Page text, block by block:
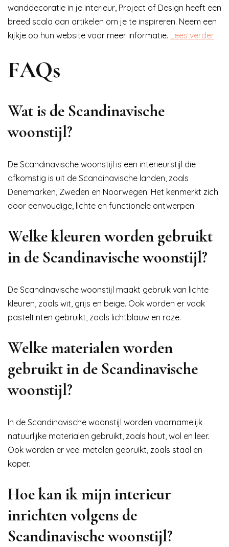
wanddecoratie in je interieur, Project of Design heeft een
breed scala aan artikelen om je te inspireren. Neem een
kijkje op hun website voor meer informatie. Lees verder
FAQs
Wat is de Scandinavische
woonstijl?
De Scandinavische woonstijl is een interieurstijl die
afkomstig is uit de Scandinavische landen, zoals
Denemarken, Zweden en Noorwegen. Het kenmerkt zich
door eenvoudige, lichte en functionele ontwerpen.
Welke kleuren worden gebruikt
in de Scandinavische woonstijl?
De Scandinavische woonstijl maakt gebruik van lichte
kleuren, zoals wit, grijs en beige. Ook worden er vaak
pasteltinten gebruikt, zoals lichtblauw en roze.
Welke materialen worden
gebruikt in de Scandinavische
woonstijl?
In de Scandinavische woonstijl worden voornamelijk
natuurlijke materialen gebruikt, zoals hout, wol en leer.
Ook worden er veel metalen gebruikt, zoals staal en
koper.
Hoe kan ik mijn interieur
inrichten volgens de
Scandinavische woonstijl?